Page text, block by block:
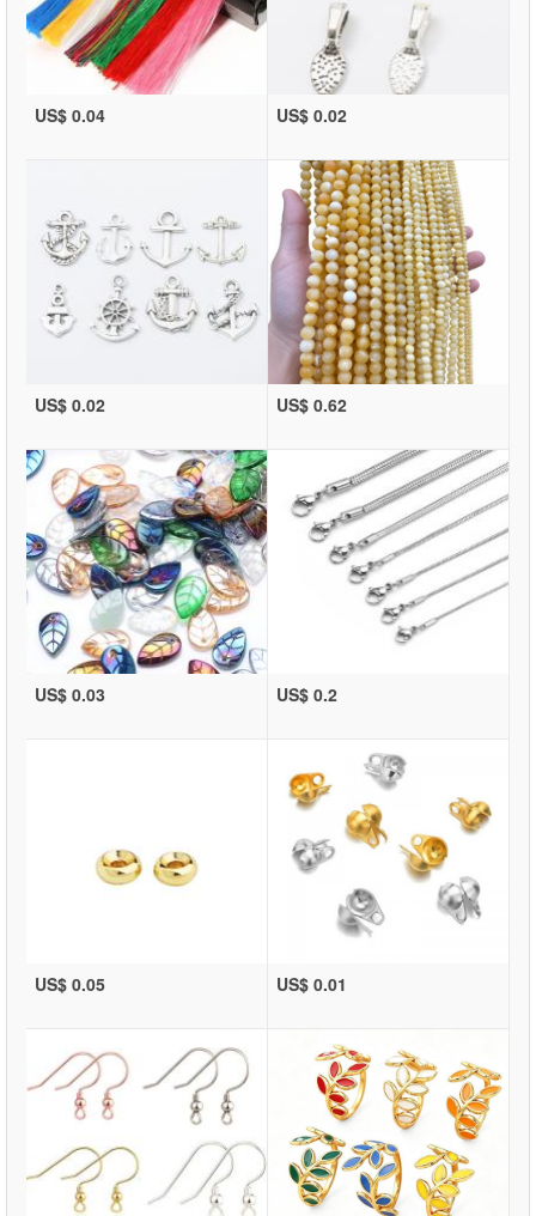
US$ 0.04 US$ 0.02
US$ 0.02 US$ 0.62
US$ 0.03 US$ 0.2
US$ 0.05 US$ 0.01